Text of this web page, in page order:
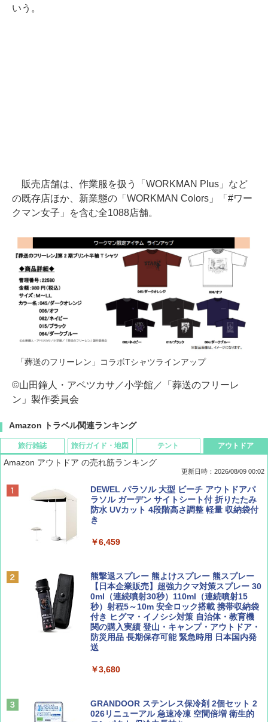
いう。
販売店舗は、作業服を扱う「WORKMAN Plus」など
の既存店ほか、新業態の「WORKMAN Colors」「#ワー
クマン女子」を含む全1088店舗。
「葬送のフリーレン」コラボTシャツラインアップ
©山田鐘人・アベツカサ／小学館／「葬送のフリーレ
ン」製作委員会
Amazon トラベル関連ランキング
旅行雑誌
BE-PAL(ビ-パル) 2026年 9 月号【特別付録:
SOTO ミニマル"旅"財布 ランダム2種】
￥1,500
誌] (ＤＩＳＮＥＹ ＦＡＮ)
￥713
山と溪谷 2026年8月号「南アルプス大全」
Coyote No.89 特集 星野道夫 夢見る旅
旅行ガイド・地図
D40 地球の歩き方 チェンマイ タイ北部の魅
力的な町 2026～2027 地球の歩き方D アジア
￥2,079
￥2,695
A09 地球の歩き方 イタリア 2026～2027 地
球の歩き方A ヨーロッパ
￥2,479
A26 地球の歩き方 チェコ ポーランド スロヴ
テント
[キャンパーズコレクション 山善] ポップアッ
プテント 傘みたいに広げて畳める パッとサ
ッとサンシェード キューブ フルクローズ メ
ッシュ 簡単設置 ワンタッチテント キャンプ
PYKES PEAK (パイクスピーク) 着替えテン
ト プライバシー テント 【中が透けない】 1
人用 折りたたみ 防災グッズ 災害用トイレ ビ
ーチ ピクニック ポップアップテント 携帯 簡
易 トイレテント (ブラック)
￥4,980
500002(89232)
アウトドア
Amazon アウトドア の売れ筋ランキング
更新日時：2026/08/09 00:02
DEWEL パラソル 大型 ビーチ アウトドアパ
ラソル ガーデン サイトシート付 折りたたみ
防水 UVカット 4段階高さ調整 軽量 収納袋付
き
￥6,459
熊撃退スプレー 熊よけスプレー 熊スプレー
【日本企業販売】超強力クマ対策スプレー 30
0ml（連続噴射30秒）110ml（連続噴射15
秒）射程5～10m 安全ロック搭載 携帯収納袋
付き ヒグマ・イノシシ対策 自治体・教育機
関の購入実績 登山・キャンプ・アウトドア・
防災用品 長期保存可能 緊急時用 日本国内発
送
￥3,680
GRANDOOR ステンレス保冷剤 2個セット 2
026リニューアル 急速冷凍 空間倍増 衛生的